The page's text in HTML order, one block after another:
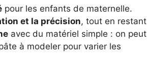
pour les enfants de maternelle.
et la précision, tout en restant
avec du matériel simple : on peut
à modeler pour varier les